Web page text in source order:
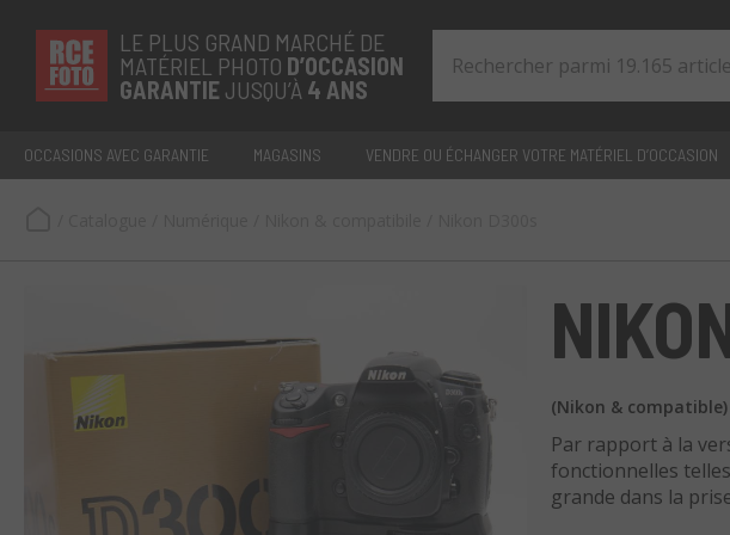
LE PLUS GRAND MARCHÉ DE
MATÉRIEL PHOTO D’OCCASION
GARANTIE JUSQU’À 4 ANS
OCCASIONS AVEC GARANTIE MAGASINS VENDRE OU ÉCHANGER VOTRE MATÉRIEL D’OCCASION
(Nikon & compatible)
Par rapport à la
fonctionnelles
grande dans la